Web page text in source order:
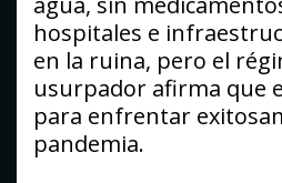
hospitales e
en la ruina, pero el
usurpador afirma que
para enfrentar
pandemia.